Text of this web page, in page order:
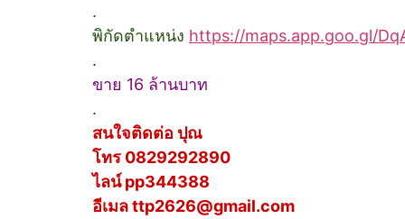
.
พิกัดตำแหน่ง https://maps.app.goo.gl/
.
ขาย 16 ล้านบาท
.
สนใจติดต่อ ปุณ
โทร 0829292890
ไลน์ pp344388
อีเมล ttp2626@gmail.com